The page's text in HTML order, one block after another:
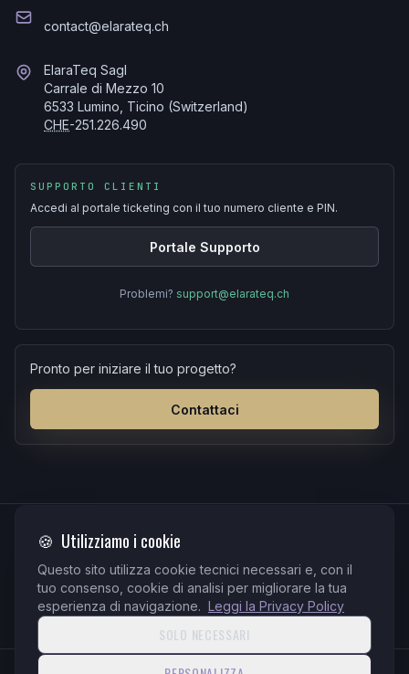
contact@elarateq.ch
ElaraTeq Sagl
Carrale di Mezzo 10
6533 Lumino, Ticino (Switzerland)
CHE-251.226.490
SUPPORTO CLIENTI
Accedi al portale ticketing con il tuo numero cliente e PIN.
Portale Supporto
Problemi? support@elarateq.ch
Pronto per iniziare il tuo progetto?
Contattaci
PAGAMENTI
PayPal Bonifico
QR-bill Swiss conforme · Stripe per tutti i verticali e soluzioni
🍪 Utilizziamo i cookie
Questo sito utilizza cookie tecnici necessari e, con il
tuo consenso, cookie di analisi per migliorare la tua
esperienza di navigazione. Leggi la Privacy Policy
SOLO NECESSARI